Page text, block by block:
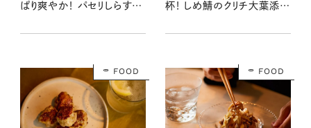
ぱり爽やか！ パセリしらすお
ん）
杯！ しめ鯖のクリチ大葉添え
FOOD FOOD